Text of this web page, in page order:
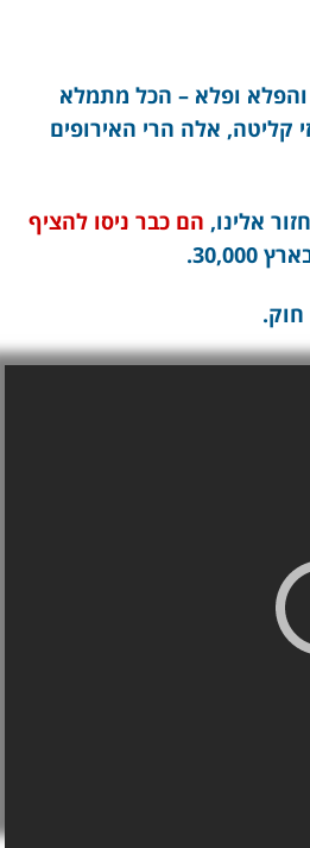
ופלא – הכל מתמלא
קליטה, אלה הרי האירופים
הם כבר ניסו להציף
חוק.